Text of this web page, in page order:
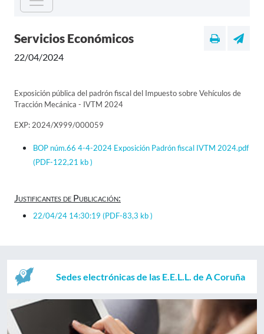
Servicios Económicos
22/04/2024
Exposición pública del padrón fiscal del Impuesto sobre Vehículos de
Tracción Mecánica - IVTM 2024
EXP: 2024/X999/000059
BOP núm.66 4-4-2024 Exposición Padrón fiscal IVTM 2024.pdf
(PDF-122,21 kb )
Justificantes de Publicación:
22/04/24 14:30:19 (PDF-83,3 kb )
Sedes electrónicas de las E.E.L.L. de A Coruña